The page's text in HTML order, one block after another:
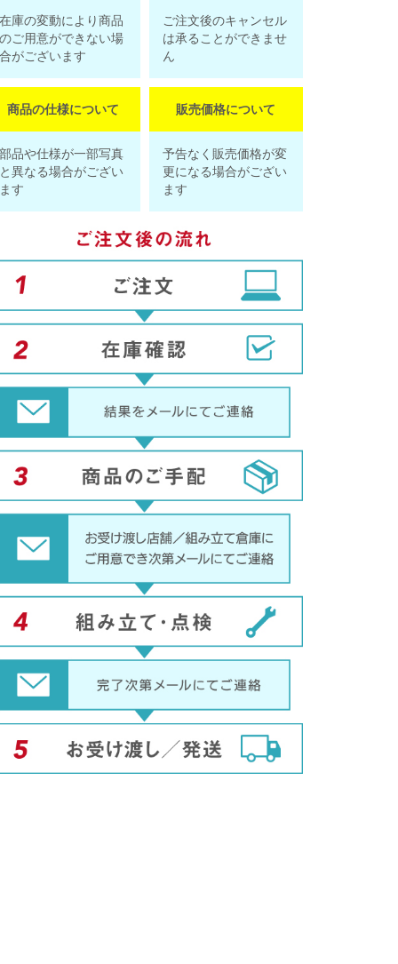
在庫の変動により商品
のご用意ができない場
合がございます
ご注文後のキャンセル
は承ることができませ
ん
商品の仕様について
部品や仕様が一部写真
と異なる場合がござい
ます
販売価格について
予告なく販売価格が変
更になる場合がござい
ます